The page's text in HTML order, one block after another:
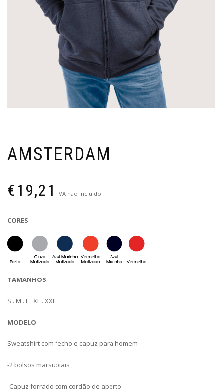
AMSTERDAM
€19,21 IVA não incluído
CORES
TAMANHOS
S . M . L . XL . XXL
MODELO
Sweatshirt com fecho e capuz para homem
-2 bolsos marsupiais
-Capuz forrado com cordão de aperto